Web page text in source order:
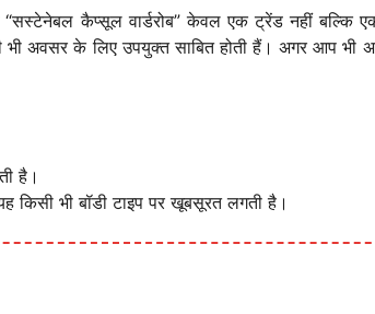
कैप्सूल वार्डरोब” केवल एक ट्रेंड नहीं
अवसर के लिए उपयुक्त साबित होती हैं। अगर आप भी
है।
किसी भी बॉडी टाइप पर खूबसूरत लगती है।